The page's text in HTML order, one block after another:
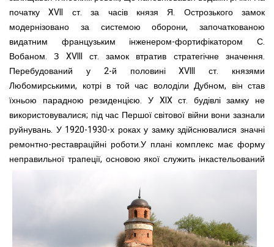
початку XVII ст. за часів князя Я. Острозького замок
модернізовано за системою оборони, започаткованою
видатним французьким інженером-фортифікатором С.
Вобаном. З XVIII ст. замок втратив стратегічне значення.
Перебудований у 2-й половині XVIII ст. князями
Любомирськими, котрі в той час володіли Дубном, він став
їхньою парадною резиденцією. У XIX ст. будівлі замку не
використовувалися; під час Першої світової війни вони зазнали
руйнувань. У 1920-1930-х роках у замку здійснювалися значні
ремонтно-реставраційні роботи.У плані комплекс має форму
неправильної трапеції, основою якої служить інкастельований